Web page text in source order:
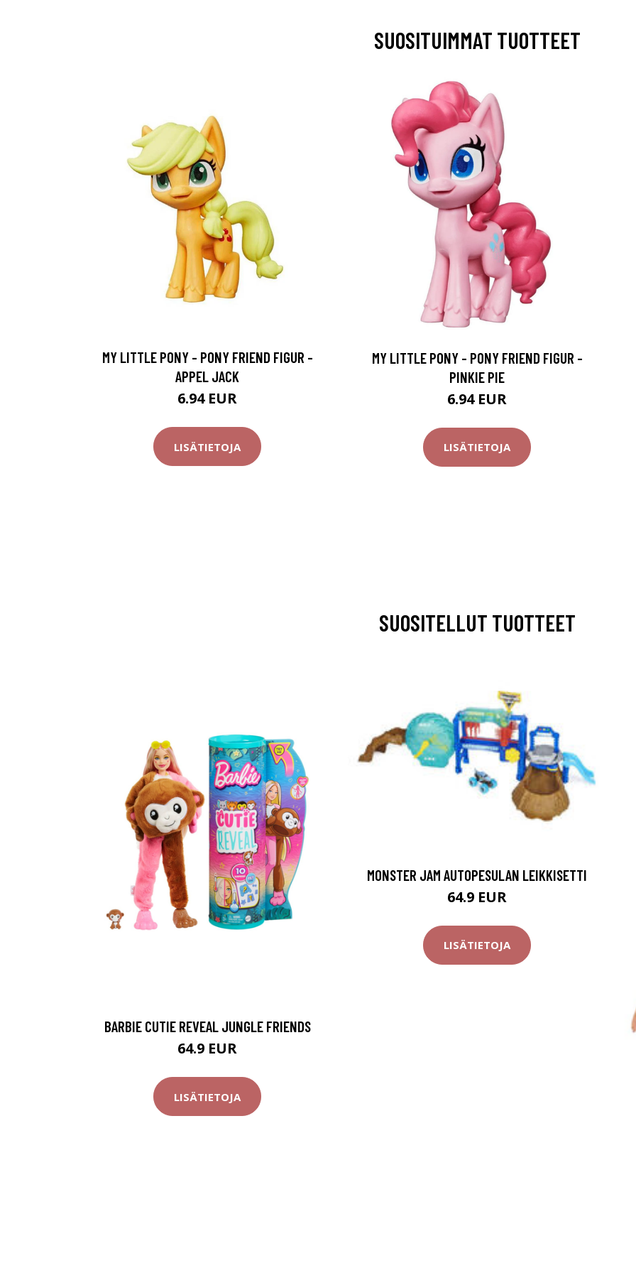
SUOSITUIMMAT TUOTTEET
MY LITTLE PONY - PONY FRIEND FIGUR -
APPEL JACK
6.94 EUR
LISÄTIETOJA
MY LITTLE PONY - PONY FRIEND FIGUR -
PINKIE PIE
6.94 EUR
LISÄTIETOJA
SUOSITELLUT TUOTTEET
BARBIE CUTIE REVEAL JUNGLE FRIENDS
64.9 EUR
LISÄTIETOJA
MONSTER JAM AUTOPESULAN LEIKKISETTI
64.9 EUR
LISÄTIETOJA